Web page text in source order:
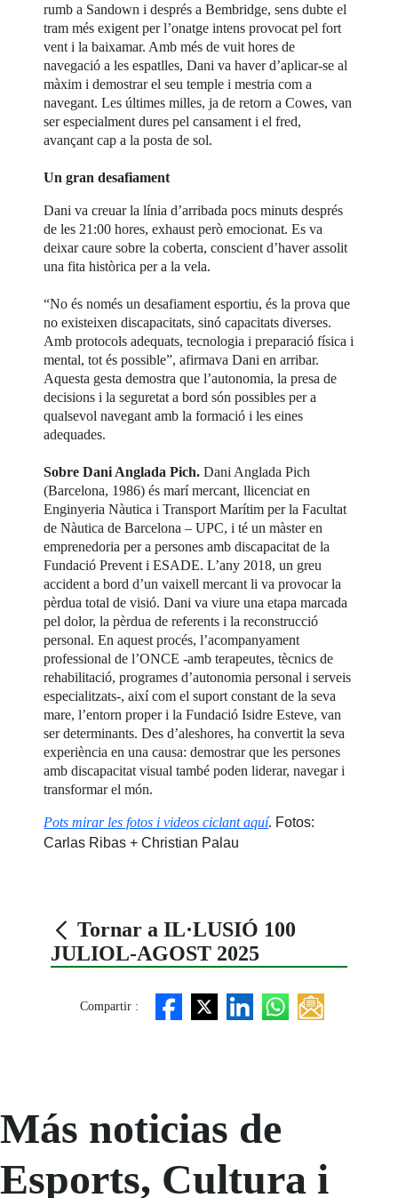
rumb a Sandown i després a Bembridge, sens dubte el
tram més exigent per l’onatge intens provocat pel fort
vent i la baixamar. Amb més de vuit hores de
navegació a les espatlles, Dani va haver d’aplicar-se al
màxim i demostrar el seu temple i mestria com a
navegant. Les últimes milles, ja de retorn a Cowes, van
ser especialment dures pel cansament i el fred,
avançant cap a la posta de sol.
Un gran desafiament
Dani va creuar la línia d’arribada pocs minuts després
de les 21:00 hores, exhaust però emocionat. Es va
deixar caure sobre la coberta, conscient d’haver assolit
una fita històrica per a la vela.
“No és només un desafiament esportiu, és la prova que
no existeixen discapacitats, sinó capacitats diverses.
Amb protocols adequats, tecnologia i preparació física i
mental, tot és possible”, afirmava Dani en arribar.
Aquesta gesta demostra que l’autonomia, la presa de
decisions i la seguretat a bord són possibles per a
qualsevol navegant amb la formació i les eines
adequades.
Sobre Dani Anglada Pich.Dani Anglada Pich
(Barcelona, 1986) és marí mercant, llicenciat en
Enginyeria Nàutica i Transport Marítim per la Facultat
de Nàutica de Barcelona – UPC, i té un màster en
emprenedoria per a persones amb discapacitat de la
Fundació Prevent i ESADE. L’any 2018, un greu
accident a bord d’un vaixell mercant li va provocar la
pèrdua total de visió. Dani va viure una etapa marcada
pel dolor, la pèrdua de referents i la reconstrucció
personal. En aquest procés, l’acompanyament
professional de l’ONCE -amb terapeutes, tècnics de
rehabilitació, programes d’autonomia personal i serveis
especialitzats-, així com el suport constant de la seva
mare, l’entorn proper i la Fundació Isidre Esteve, van
ser determinants. Des d’aleshores, ha convertit la seva
experiència en una causa: demostrar que les persones
amb discapacitat visual també poden liderar, navegar i
transformar el món.
Pots mirar les fotos i videos ciclant aquí. Fotos:
Carlas Ribas + Christian Palau
Tornar a IL·LUSIÓ 100
JULIOL-AGOST 2025
Compartir :
Más noticias de
Esports, Cultura i